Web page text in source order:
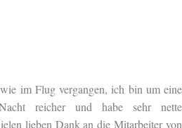
im Flug vergangen, ich bin um eine
Nacht reicher und habe sehr nette
lieben Dank an die Mitarbeiter von